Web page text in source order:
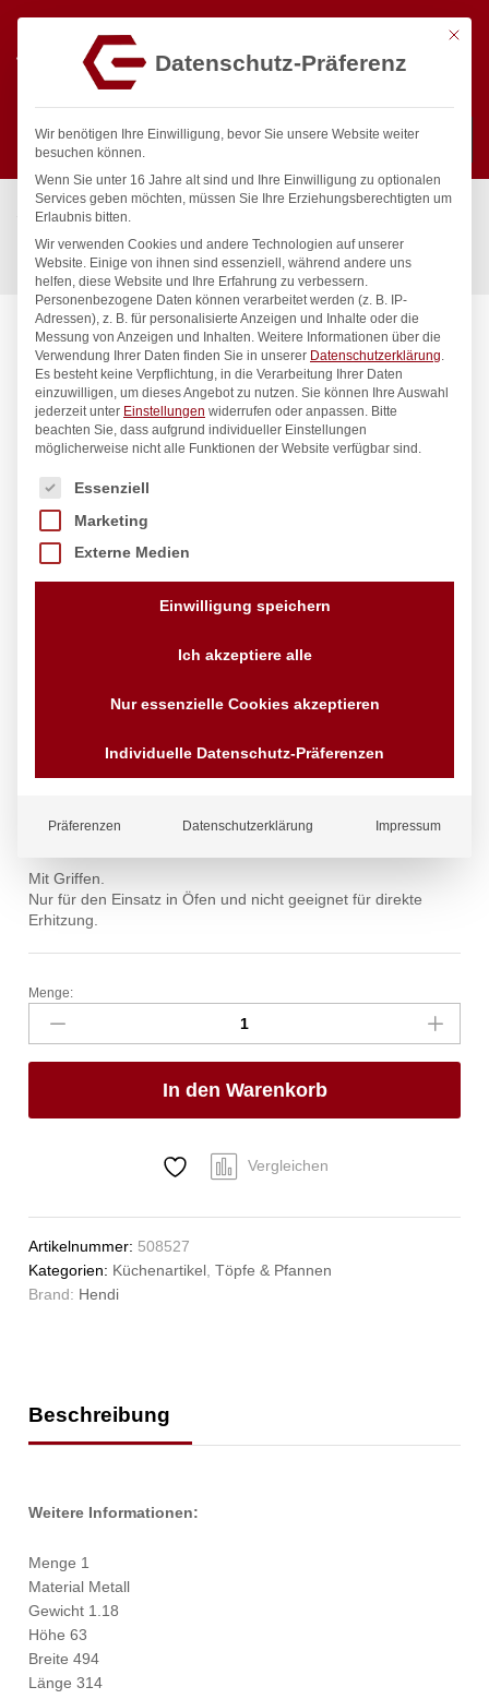
Suchen
Start / Gastronomiebedarf & Gastro Geräte für Profis
Küchenartikel
Töpfe & Pfannen
Bräter, HENDI, 430x310x(H)60mm
Bräter, HENDI, 430x310x(H)60mm
Versandkosten
Mit Griffen.
Nur für den Einsatz in Öfen und nicht geeignet für direkte
Erhitzung.
Bräter,
HENDI,
430x310x(H)60mm
Anzahl
Menge:
In den Warenkorb
Vergleichen
Artikelnummer: 508527
Kategorien: Küchenartikel ,Töpfe & Pfannen
Brand: Hendi
Beschreibung
Weitere Informationen:
Menge 1
Material Metall
Gewicht 1.18
Höhe 63
Breite 494
Länge 314
Mit
Datenschutz-Präferenz
Wir benötigen Ihre Einwilligung, bevor Sie unsere Website weiter
besuchen können.
Wenn Sie unter 16 Jahre alt sind und Ihre Einwilligung zu optionalen
Services geben möchten, müssen Sie Ihre Erziehungsberechtigten um
Erlaubnis bitten.
Wir verwenden Cookies und andere Technologien auf unserer
Website. Einige von ihnen sind essenziell, während andere uns
helfen, diese Website und Ihre Erfahrung zu verbessern.
Personenbezogene Daten können verarbeitet werden (z. B. IP-
Adressen), z. B. für personalisierte Anzeigen und Inhalte oder die
Messung von Anzeigen und Inhalten. Weitere Informationen über die
Verwendung Ihrer Daten finden Sie in unserer Datenschutzerklärung.
Es besteht keine Verpflichtung, in die Verarbeitung Ihrer Daten
einzuwilligen, um dieses Angebot zu nutzen. Sie können Ihre Auswahl
jederzeit unter Einstellungen widerrufen oder anpassen. Bitte
beachten Sie, dass aufgrund individueller Einstellungen
möglicherweise nicht alle Funktionen der Website verfügbar sind.
Es folgt eine Liste der Service-Gruppen, für die eine
Essenziell
Marketing
Externe Medien
Einwilligung speichern
Ich akzeptiere alle
Nur essenzielle Cookies akzeptieren
Individuelle Datenschutz-Präferenzen
Präferenzen Datenschutzerklärung Impressum